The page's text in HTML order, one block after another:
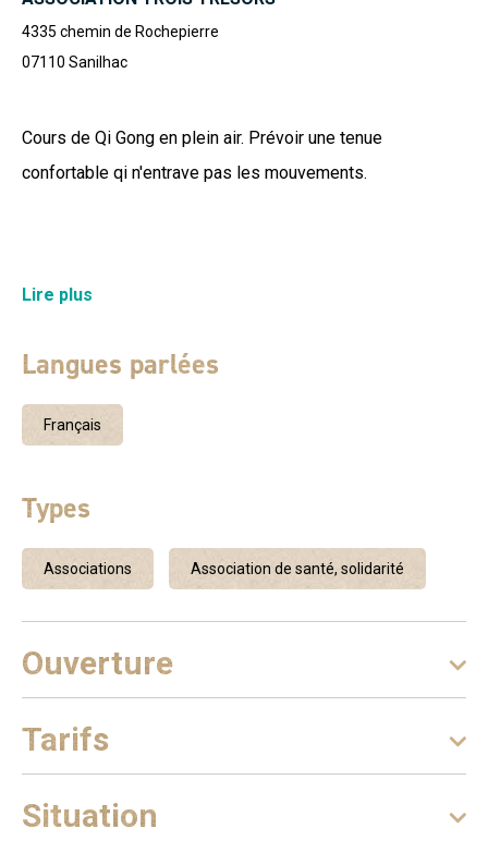
4335 chemin de Rochepierre
07110 Sanilhac
Cours de Qi Gong en plein air. Prévoir une tenue
confortable qi n'entrave pas les mouvements.
Tout au long de mon parcours professionnel, le corps est
l’énergétique chinoise... Architecte de formation puis
compagnie des arts de la rue à Sotteville-Lès-Rouen de
1993 à 2006 (Danse-contact, BMC, méthode Dany Bois,
C’est en 1995 que je débute le Qi Gong avec Jean-
Christophe TEROL, danseur, praticien en soins
énergétiques, comme entraînement quotidien dans la
compagnie. Souhaitant affiner ma pratique, je remonte à la
2009. J’approfondis mes connaissances en énergétique
l’université Paris13 à Bobigny de 2008 à 2011 et en
transmettre et encouragée sur cette voie, je dispense des
Lire plus
Langues parlées
Français
Types
Associations Association de santé, solidarité
Ouverture
Tarifs
Situation